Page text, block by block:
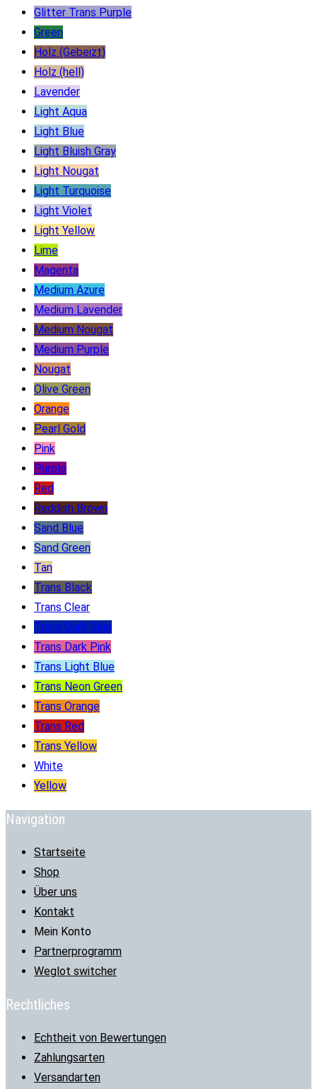
Glitter Trans Purple
Green
Holz (Gebeizt)
Holz (hell)
Lavender
Light Aqua
Light Blue
Light Bluish Gray
Light Nougat
Light Turquoise
Light Violet
Light Yellow
Lime
Magenta
Medium Azure
Medium Lavender
Medium Nougat
Medium Purple
Nougat
Olive Green
Orange
Pearl Gold
Pink
Purple
Red
Reddish Brown
Sand Blue
Sand Green
Tan
Trans Black
Trans Clear
Trans Dark Blue
Trans Dark Pink
Trans Light Blue
Trans Neon Green
Trans Orange
Trans Red
Trans Yellow
White
Yellow
Navigation
Startseite
Shop
Über uns
Kontakt
Mein Konto
Partnerprogramm
Weglot switcher
Rechtliches
Echtheit von Bewertungen
Zahlungsarten
Versandarten